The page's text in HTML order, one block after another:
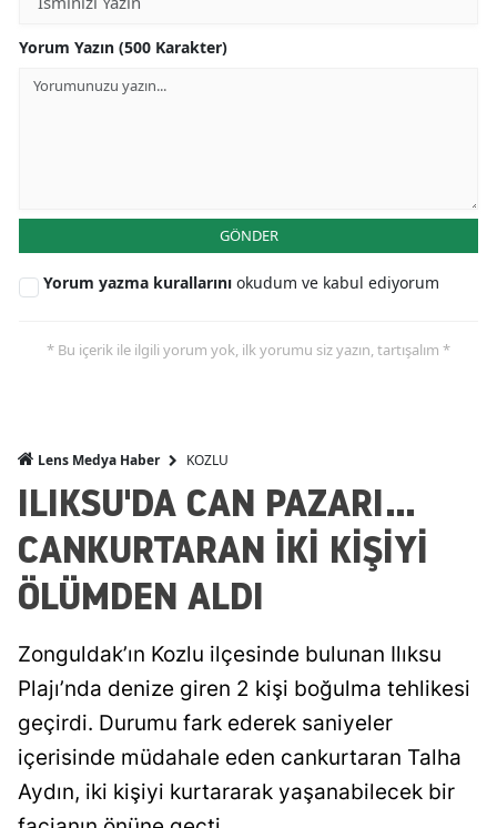
Yorum Yazın (500 Karakter)
GÖNDER
Yorum yazma kurallarını okudum ve kabul ediyorum
* Bu içerik ile ilgili yorum yok, ilk yorumu siz yazın, tartışalım *
Lens Medya Haber KOZLU
ILIKSU'DA CAN PAZARI...
CANKURTARAN İKİ KİŞİYİ
ÖLÜMDEN ALDI
Zonguldak’ın Kozlu ilçesinde bulunan Ilıksu
Plajı’nda denize giren 2 kişi boğulma tehlikesi
geçirdi. Durumu fark ederek saniyeler
içerisinde müdahale eden cankurtaran Talha
Aydın, iki kişiyi kurtararak yaşanabilecek bir